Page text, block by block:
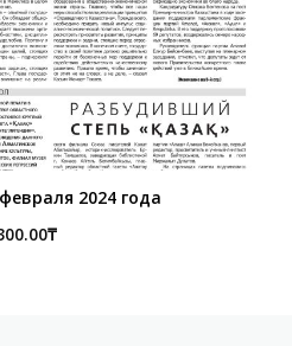
2024 года
₸